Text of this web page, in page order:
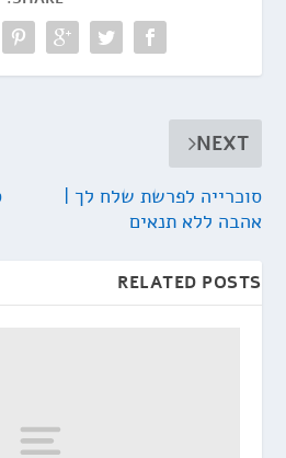
NEXT
סוכרייה לפרשת שלח לך |
אהבה ללא תנאים
RELATED POSTS